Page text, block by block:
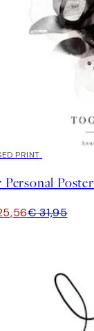
PRINT
Poster
€ 31,95